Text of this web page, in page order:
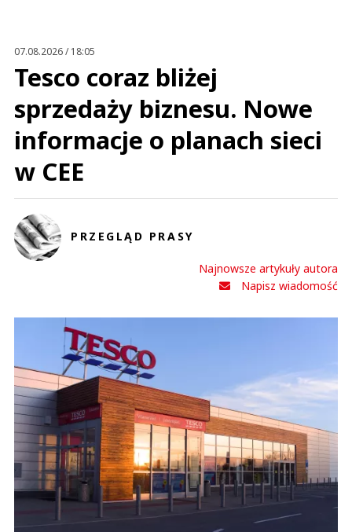
07.08.2026 / 18:05
Tesco coraz bliżej
sprzedaży biznesu. Nowe
informacje o planach sieci
w CEE
PRZEGLĄD PRASY
Najnowsze artykuły autora
Napisz wiadomość